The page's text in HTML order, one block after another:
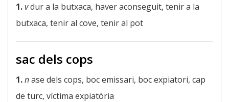
1.vdur a la butxaca, haver aconseguit, tenir a la
butxaca, tenir al cove, tenir al pot
sac dels cops
1.nase dels cops, boc emissari, boc expiatori, cap
de turc, víctima expiatòria